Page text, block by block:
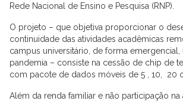
Rede Nacional de Ensino e Pesquisa (RNP).
O projeto – que objetiva proporcionar o
continuidade das atividades acadêmicas
campus universitário, de forma
pandemia – consiste na cessão de chip de
com pacote de dados móveis de 5 , 10, 20
Além da renda familiar e não participação na